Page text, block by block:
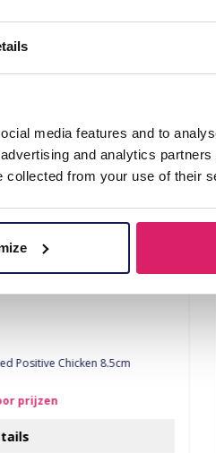
media features and to
and analytics
collected from your use of their
Positive Chicken 8.5cm
prijzen